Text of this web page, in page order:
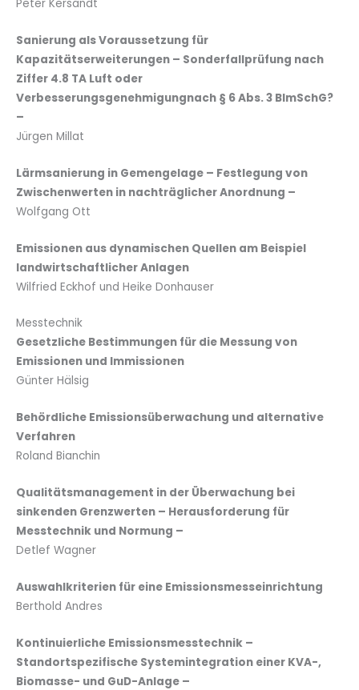
Peter Kersandt
Sanierung als Voraussetzung für
Kapazitätserweiterungen – Sonderfallprüfung nach
Ziffer 4.8 TA Luft oder
Verbesserungsgenehmigungnach § 6 Abs. 3 BImSchG?
–
Jürgen Millat
Lärmsanierung in Gemengelage – Festlegung von
Zwischenwerten in nachträglicher Anordnung –
Wolfgang Ott
Emissionen aus dynamischen Quellen am Beispiel
landwirtschaftlicher Anlagen
Wilfried Eckhof und Heike Donhauser
Messtechnik
Gesetzliche Bestimmungen für die Messung von
Emissionen und Immissionen
Günter Hälsig
Behördliche Emissionsüberwachung und alternative
Verfahren
Roland Bianchin
Qualitätsmanagement in der Überwachung bei
sinkenden Grenzwerten – Herausforderung für
Messtechnik und Normung –
Detlef Wagner
Auswahlkriterien für eine Emissionsmesseinrichtung
Berthold Andres
Kontinuierliche Emissionsmesstechnik –
Standortspezifische Systemintegration einer KVA-,
Biomasse- und GuD-Anlage –